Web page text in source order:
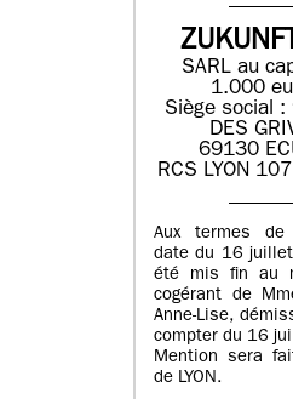
SARL au
1.000
Siège social :
DES
69130
RCS LYON
Aux termes de
date du 16
été mis fin au
cogérant de
Anne-Lise,
compter du 16
Mention sera
de LYON.